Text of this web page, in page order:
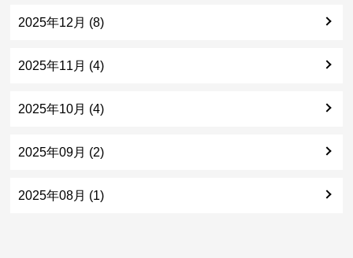
2025年12月 (8)
2025年11月 (4)
2025年10月 (4)
2025年09月 (2)
2025年08月 (1)